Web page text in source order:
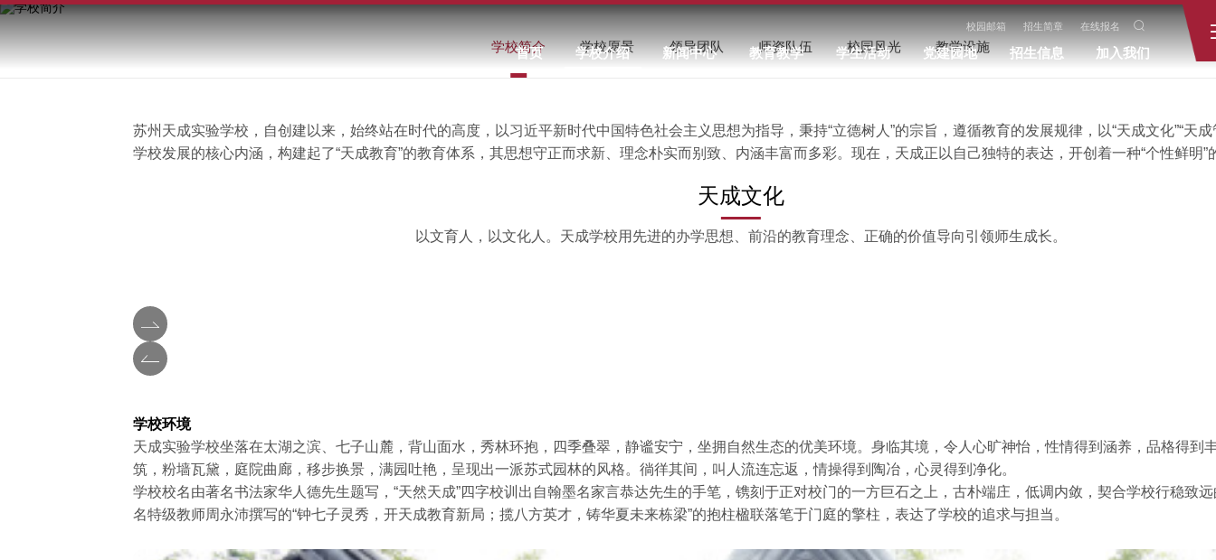
校园邮箱 招生简章 在线报名
首页 学校介绍 新闻中心 教育教学 学生活动 党建园地 招生信息 加入我们
学校简介 学校愿景 领导团队 师资队伍 校园风光 教学设施
苏州天成实验学校，自创建以来，始终站在时代的高度，以习近平新时代中国特色社会主义思想为指导，秉持“立德树人”的宗旨，遵循教育的发展规律，以“天成文化”“天成
学校发展的核心内涵，构建起了“天成教育”的教育体系，其思想守正而求新、理念朴实而别致、内涵丰富而多彩。现在，天成正以自己独特的表达，开创着一种“个性鲜明”
天成文化
以文育人，以文化人。天成学校用先进的办学思想、前沿的教育理念、正确的价值导向引领师生成长。
学校环境
天成实验学校坐落在太湖之滨、七子山麓，背山面水，秀林环抱，四季叠翠，静谧安宁，坐拥自然生态的优美环境。身临其境，令人心旷神怡，性情得到涵养，品格得到
筑，粉墙瓦黛，庭院曲廊，移步换景，满园吐艳，呈现出一派苏式园林的风格。徜徉其间，叫人流连忘返，情操得到陶冶，心灵得到净化。
学校校名由著名书法家华人德先生题写，“天然天成”四字校训出自翰墨名家言恭达先生的手笔，镌刻于正对校门的一方巨石之上，古朴端庄，低调内敛，契合学校行稳致
名特级教师周永沛撰写的“钟七子灵秀，开天成教育新局；揽八方英才，铸华夏未来栋梁”的抱柱楹联落笔于门庭的擎柱，表达了学校的追求与担当。